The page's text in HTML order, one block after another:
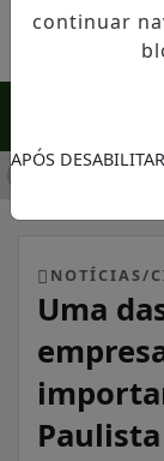
EM SERRA
NOTÍCIAS/
Uma
Paulista
continuar
APÓS